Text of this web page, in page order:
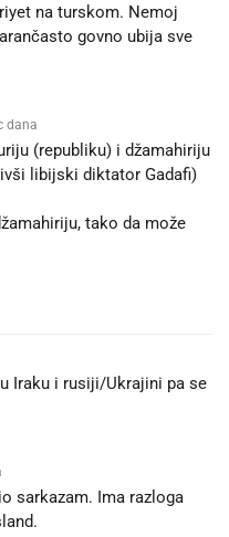
na turskom. Nemoj
govno ubija sve
dana
(republiku) i džamahiriju
libijski diktator Gadafi)
tako da može
Iraku i rusiji/Ukrajini pa se
sarkazam. Ima razloga